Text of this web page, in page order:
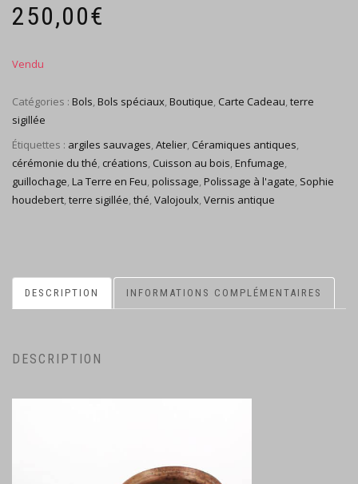
250,00€
Catégories : Bols,Bols spéciaux,Boutique, Carte Cadeau,terre
sigillée
Étiquettes : argiles sauvages,Atelier, Céramiques antiques,
cérémonie du thé, créations, Cuisson au bois,Enfumage,
guillochage,La Terre en Feu,polissage,Polissage à l'agate, Sophie
houdebert,terre sigillée,thé,Valojoulx,Vernis antique
DESCRIPTION INFORMATIONS COMPLÉMENTAIRES
DESCRIPTION